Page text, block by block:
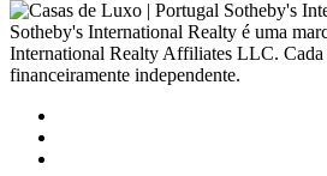
Sotheby's International Realty é uma
International Realty Affiliates LLC.
financeiramente independente.